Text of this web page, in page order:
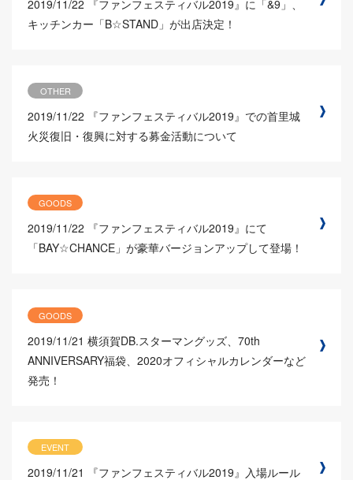
2019/11/22
『ファンフェスティバル2019』に「&9」、
キッチンカー「B☆STAND」が出店決定！
OTHER
2019/11/22
『ファンフェスティバル2019』での首里城
火災復旧・復興に対する募金活動について
GOODS
2019/11/22
『ファンフェスティバル2019』にて
「BAY☆CHANCE」が豪華バージョンアップして登場！
GOODS
2019/11/21 横須賀DB.スターマングッズ、70th
ANNIVERSARY福袋、2020オフィシャルカレンダーなど
発売！
EVENT
2019/11/21 『ファンフェスティバル2019』入場ルール